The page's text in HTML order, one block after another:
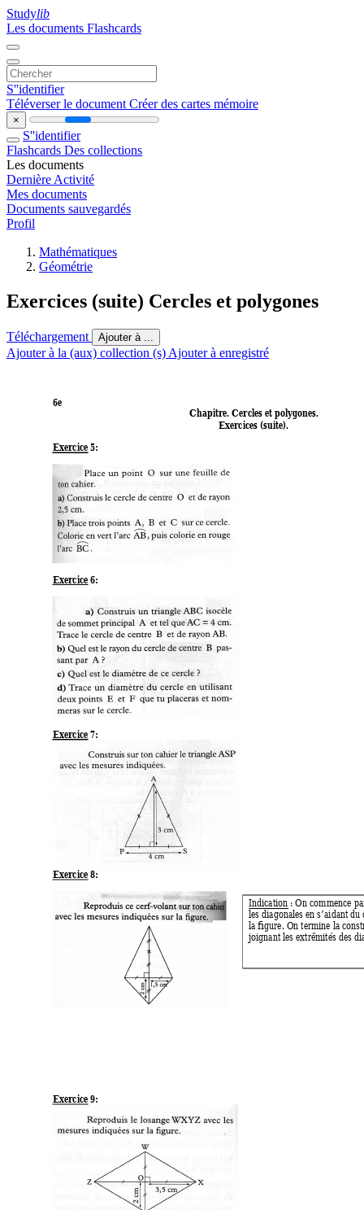
Studylib
Les documents Flashcards
S''identifier
Téléverser le document Créer des cartes mémoire
×
S''identifier
Flashcards Des collections
Les documents
Dernière Activité
Mes documents
Documents sauvegardés
Profil
Mathématiques
Géométrie
Exercices (suite) Cercles et polygones
Téléchargement Ajouter à ...
Ajouter à la (aux) collection (s) Ajouter à enregistré
6e
Chapitre. Cercles et
Exercices (suite).
Exercice 5:
Exercice 6:
Exercice 7:
Exercice 8:
Indication : On commence
les diagonales en s’aidant
la figure. On termine la
joignant les extrêmités des
Exercice 9: